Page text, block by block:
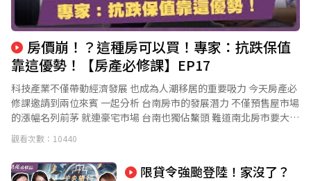
靠這優勢！【房產必修課】EP17
科技產業不僅帶動經濟發展 也成為人潮移居的重要吸力 今天房產必
修課邀請到兩位來賓 一起分析 台南房市的發展潛力 不僅預售屋市場
的漲幅名列前茅 就連豪宅市場 台南也獨佔鰲頭 難道南北房市要大洗
牌了嗎？ 千萬別錯過本集內容喔 了解更多 👉
https://sunyad.com.tw/theking/ #上曜建設 #一層一王國 #台南科
技產業專區 #房產必修課 #陳炳辰 #黃世聰 #軌道經濟 #房市 #房價 #
南科 #台積電 #豪宅 #預售屋 #台南 #新竹 #台中 #南漂 #台南科技產
觀看次數：10440